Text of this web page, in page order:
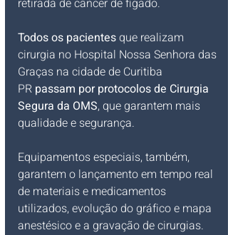
Todos os pacientes que realizam
cirurgia no Hospital Nossa Senhora das
Graças na cidade de Curitiba
PR passam por protocolos de Cirurgia
Segura da OMS, que garantem mais
qualidade e segurança.
Equipamentos especiais, também,
garantem o lançamento em tempo real
de materiais e medicamentos
utilizados, evolução do gráfico e mapa
anestésico e a gravação de cirurgias.